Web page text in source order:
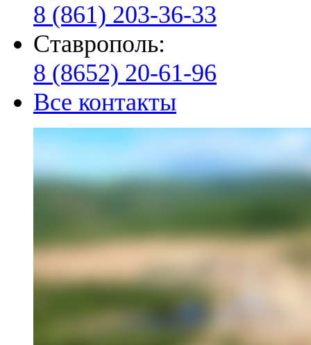
8 (861) 203-36-33
Ставрополь:
8 (8652) 20-61-96
Все контакты